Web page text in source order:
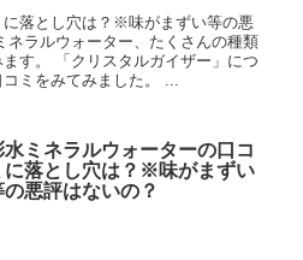
落とし穴は？※味がまずい等の悪
ネラルウォーター、たくさんの種類
す。 「クリスタルガイザー」につ
ミをみてみました。 ...
水ミネラルウォーターの口コ
に落とし穴は？※味がまずい
の悪評はないの？